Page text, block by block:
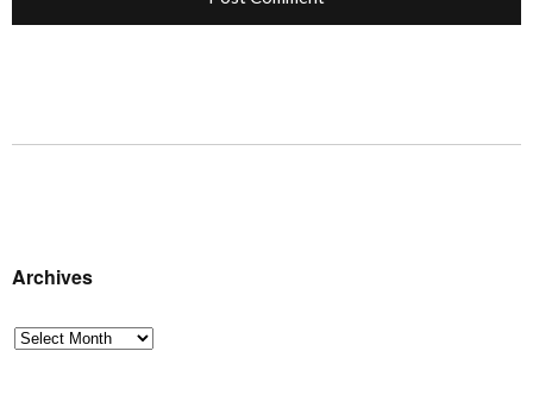
Archives
Archives